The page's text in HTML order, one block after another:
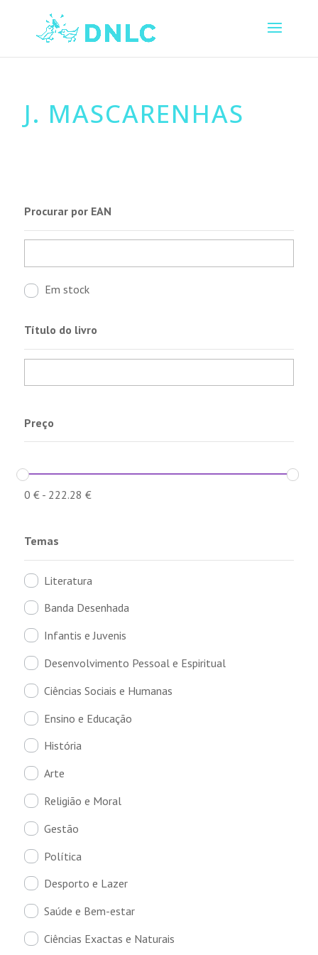
J. MASCARENHAS
Procurar por EAN
Em stock
Título do livro
Preço
0 €- 222.28 €
Temas
Literatura
Banda Desenhada
Infantis e Juvenis
Desenvolvimento Pessoal e Espiritual
Ciências Sociais e Humanas
Ensino e Educação
História
Arte
Religião e Moral
Gestão
Política
Desporto e Lazer
Saúde e Bem-estar
Ciências Exactas e Naturais